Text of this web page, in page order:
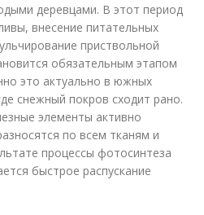
деревцами. В этот период
внесение питательных
приствольной
обязательным этапом
это актуально в южных
снежный покров сходит рано.
элементы активно
по всем тканям и
процессы фотосинтеза
быстрое распускание